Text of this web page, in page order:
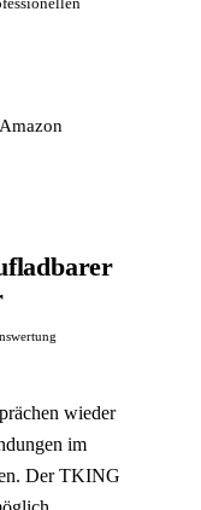
wieder
im
Der TKING